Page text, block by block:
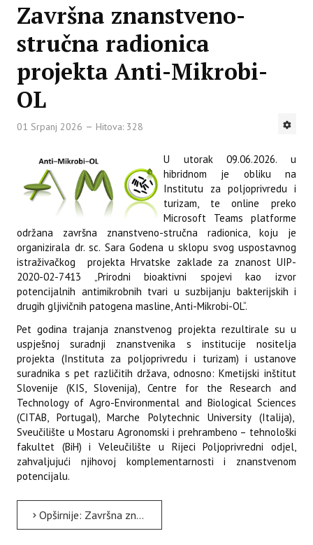
Završna znanstveno-
stručna radionica
projekta Anti-Mikrobi-
OL
01 Srpanj 2026 Hitova: 328
U utorak 09.06.2026. u
hibridnom je obliku na
Institutu za poljoprivredu i
turizam, te online preko
Microsoft Teams platforme
održana završna znanstveno-stručna radionica, koju je
organizirala dr. sc. Sara Godena u sklopu svog uspostavnog
istraživačkog projekta Hrvatske zaklade za znanost UIP-
2020-02-7413 „Prirodni bioaktivni spojevi kao izvor
potencijalnih antimikrobnih tvari u suzbijanju bakterijskih i
drugih gljivičnih patogena masline, Anti-Mikrobi-OL“.
Pet godina trajanja znanstvenog projekta rezultirale su u
uspješnoj suradnji znanstvenika s institucije nositelja
projekta (Instituta za poljoprivredu i turizam) i ustanove
suradnika s pet različitih država, odnosno: Kmetijski inštitut
Slovenije (KIS, Slovenija), Centre for the Research and
Technology of Agro-Environmental and Biological Sciences
(CITAB, Portugal), Marche Polytechnic University (Italija),
Sveučilište u Mostaru Agronomski i prehrambeno – tehnološki
fakultet (BiH) i Veleučilište u Rijeci Poljoprivredni odjel,
zahvaljujući njihovoj komplementarnosti i znanstvenom
potencijalu.
Opširnije: Završna znanstveno-stručna radionica projekta Anti-Mikrobi-OL